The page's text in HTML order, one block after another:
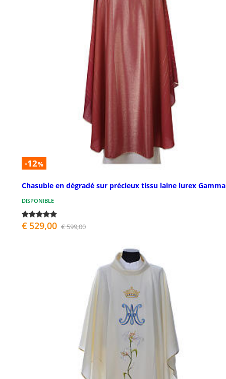
-12%
Chasuble en dégradé sur précieux tissu laine lurex Gamma
DISPONIBLE
€ 529,00 € 599,00